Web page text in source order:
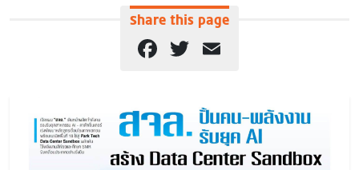
Share this page
Facebook
Twitter